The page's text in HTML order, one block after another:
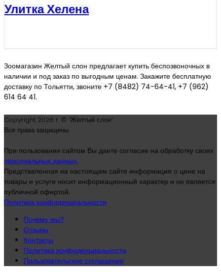
Улитка Хелена
Зоомагазин Желтый слон предлагает купить беспозвоночных в
наличии и под заказ по выгодным ценам. Закажите бесплатную
доставку по Тольятти, звоните +7 (8482) 74-64-41, +7 (962)
614 64 41.
Copyright 2026 г. © “Жёлтый слон”
Все права защищены
При пользовании сайтом Вы даете согласие на обработку своих
персональных данных.
Представленная на настоящем сайте информация о цене на
товары и услуги носит информационный характер и не является
публичной офертой.
Политика конфиденциальности
Почему мы?
Отзывы
Контакты
Политика конфиденциальности
Пользовательское соглашение